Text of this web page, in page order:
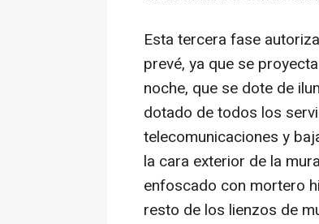
Esta tercera fase
prevé, ya que se
noche, que se dote de
dotado de todos los
telecomunicaciones y
la cara exterior de la
enfoscado con mortero
resto de los lienzos de